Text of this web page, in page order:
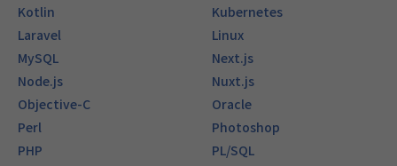
Kotlin
Kubernetes
Laravel
Linux
MySQL
Next.js
Node.js
Nuxt.js
Objective-C
Oracle
Perl
Photoshop
PHP
PL/SQL